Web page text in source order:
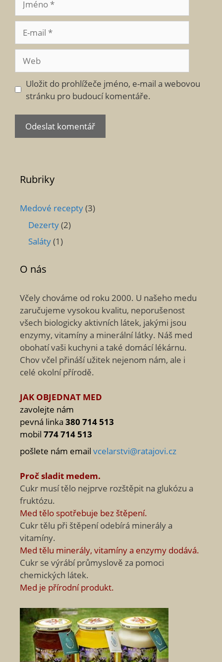
mail
Uložit do prohlížeče jméno, e-mail a webovou
stránku pro budoucí komentáře.
Rubriky
Medové recepty(3)
Dezerty(2)
Saláty(1)
O nás
Včely chováme od roku 2000. U našeho medu
zaručujeme vysokou kvalitu, neporušenost
všech biologicky aktivních látek, jakými jsou
enzymy, vitamíny a minerální látky. Náš med
obohatí vaši kuchyni a také domácí lékárnu.
Chov včel přináší užitek nejenom nám, ale i
celé okolní přírodě.
JAK OBJEDNAT MED
zavolejte nám
pevná linka 380 714 513
mobil 774 714 513
pošlete nám email vcelarstvi@ratajovi.cz
Proč sladit medem.
Cukr musí tělo nejprve rozštěpit na glukózu a
fruktózu.
Med tělo spotřebuje bez štěpení.
Cukr tělu při štěpení odebírá minerály a
vitamíny.
Med tělu minerály, vitamíny a enzymy dodává.
Cukr se výrábí průmyslově za pomoci
chemických látek.
Med je přírodní produkt.